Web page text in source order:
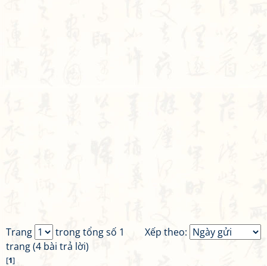
Xếp theo:
Trang
trong tổng số 1
trang (4 bài trả lời)
[1]